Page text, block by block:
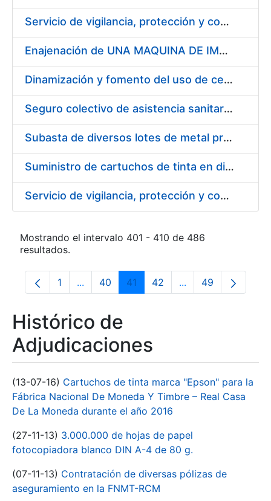
Servicio de vigilancia, protección y control, en los centros de la FNMT-RCM en Madrid y Burgos - evaluación de solicitudes de participación
Enajenación de UNA MAQUINA DE IMPRESIÓN OFFSET 4 COLORES Y BARNIZADO, modelo KBA RAPIDA 72 Y UN EQUIPO DE SECADO ULTRAVIOLETA MARCA GRAFIX (KBA) asociado a la misma.
Dinamización y fomento del uso de certificados CERES en las Redes Sociales
Seguro colectivo de asistencia sanitaria (salud y dental)
Subasta de diversos lotes de metal procedente de desmonetización
Suministro de cartuchos de tinta en diversos colores marca EPSON - ORIGINALES
Servicio de vigilancia, protección y control, en los centros de la Fábrica Nacional de Moneda y Timbre – Real Casa de la Moneda en Madrid y Burgos
Mostrando el intervalo 401 - 410 de 486
resultados.
Página
1 ...Páginas intermedias Use TAB para
Página
40 Página
41 Página
42 ...PáginasPágina
49
Histórico de
Adjudicaciones
(13-07-16) Cartuchos de tinta marca "Epson" para la
Fábrica Nacional De Moneda Y Timbre – Real Casa
De La Moneda durante el año 2016
(27-11-13) 3.000.000 de hojas de papel
fotocopiadora blanco DIN A-4 de 80 g.
(07-11-13) Contratación de diversas pólizas de
aseguramiento en la FNMT-RCM